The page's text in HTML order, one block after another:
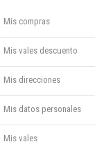
Mis compras
Mis vales descuento
Mis direcciones
Mis datos personales
Mis vales